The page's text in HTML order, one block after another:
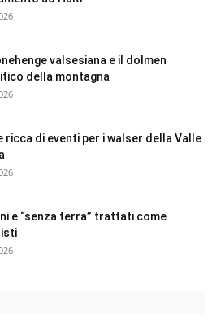
valsesiana e il dolmen
della montagna
ricca di eventi per i walser della Valle
e “senza terra” trattati come